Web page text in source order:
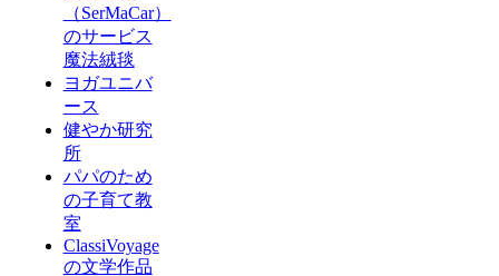
（SerMaCar）
のサービス
魔法絨毯
ヨガユニバ
ース
健やか研究
所
パパのため
の子育て教
室
ClassiVoyage
の文学作品